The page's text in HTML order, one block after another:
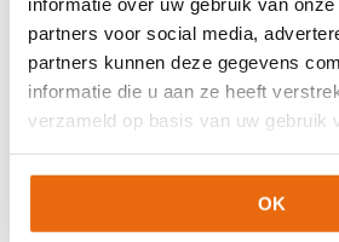
partners voor social media,
partners kunnen deze gegevens
informatie die u aan ze heeft
verzameld op basis van uw gebruik
OK
4099803094404
Maat:
4099803094442
4099803094435
Maat: M
4099803094428
Maat: L
4099803094466
Maat:
Bedrukte artikelen kunnen wij helaas
Artikelnummer:100529243
Keeperstenue,Keeperstenue kind,
Keeperstenue,Uhlsport